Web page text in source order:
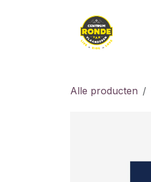
Alle producten